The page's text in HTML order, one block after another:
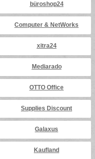
büroshop24
Computer & NetWorks
xitra24
Mediarado
OTTO Office
Supplies Discount
Galaxus
Kaufland